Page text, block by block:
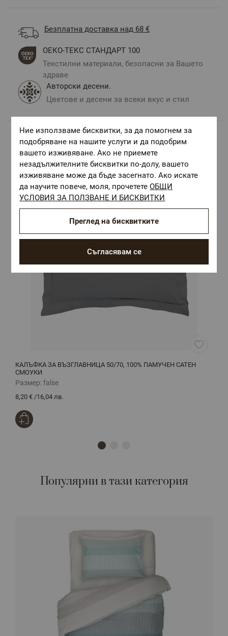
Безплатна доставка над 68 €
ОЕКО-ТЕКС СТАНДАРТ 100
Текстилни материали, безопасни за Вашето
здраве
Авторски десени.
Цветове и десени за всеки вкус и стил
Комбинирай с
КАЛЪФКА ЗА ВЪЗГЛАВНИЦА 50/70, 100% ПАМУЧЕН САТЕН
СМОУКИ
Размер:false
8,20 € /16,04 лв.
Популярни в тази категория
Ние използваме бисквитки, за да помогнем за
подобряване на нашите услуги и да подобрим
вашето изживяване. Ако не приемете
незадължителните бисквитки по-долу, вашето
изживяване може да бъде засегнато. Ако искате
да научите повече, моля, прочететеОБЩИ
УСЛОВИЯ ЗА ПОЛЗВАНЕ И БИСКВИТКИ
Съгласявам се
Преглед на бисквитките